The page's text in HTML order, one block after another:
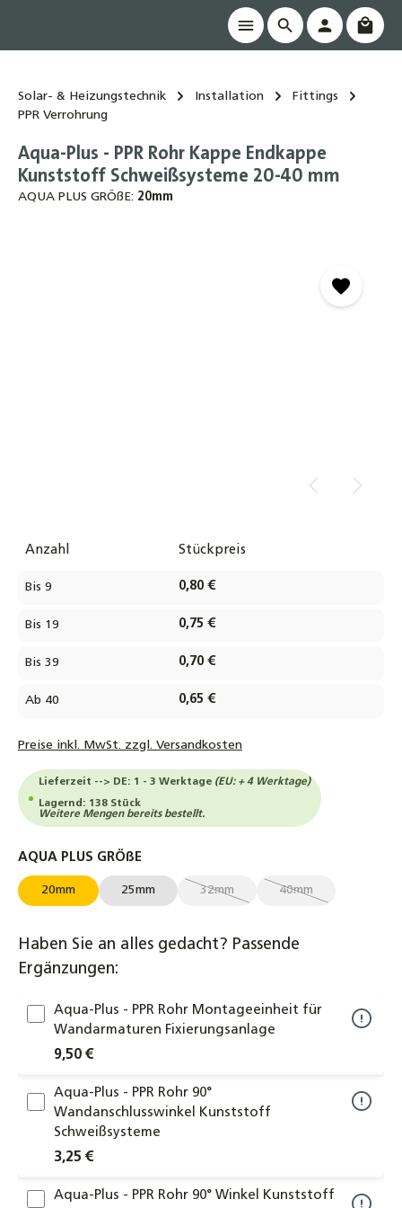
Solar- & Heizungstechnik Installation
Fittings
PPR Verrohrung
Aqua-Plus - PPR Rohr Kappe Endkappe
Kunststoff Schweißsysteme 20-40 mm
AQUA PLUS GRÖßE: 20mm
Anzahl Stückpreis
Bis 9 0,80 €
Bis 19 0,75 €
Bis 39 0,70 €
Ab 40 0,65 €
Preise inkl. MwSt. zzgl. Versandkosten
Lieferzeit --> DE: 1 - 3 Werktage (EU: + 4 Werktage)
Lagernd: 138 Stück
Weitere Mengen bereits bestellt.
AQUA PLUS GRÖßE
20mm 25mm 32mm
(Diese Option ist zurzeit nicht
40mm
(Diese Option ist
Haben Sie an alles gedacht? Passende
Ergänzungen:
Aqua-Plus - PPR Rohr Montageeinheit für
Wandarmaturen Fixierungsanlage
9,50 €
Aqua-Plus - PPR Rohr 90°
Wandanschlusswinkel Kunststoff
Schweißsysteme
3,25 €
Aqua-Plus - PPR Rohr 90° Winkel Kunststoff